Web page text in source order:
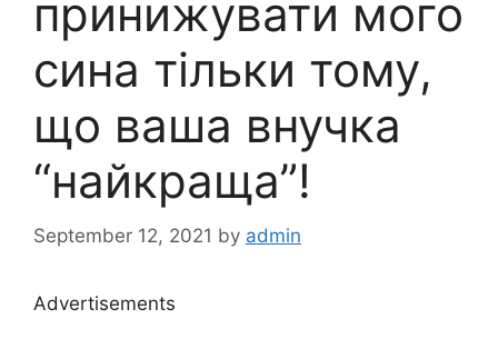
принижувати мого
сина тільки тому,
що ваша внучка
“найкраща”!
September 12, 2021 by admin
Advertisements